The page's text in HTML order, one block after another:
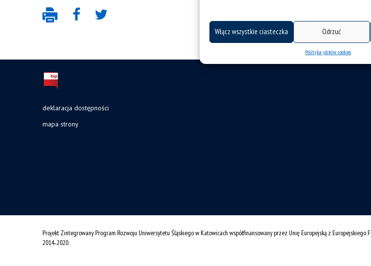
Włącz wszystkie ciasteczka Odrzuć
Polityka plików cookies
deklaracja dostępności
mapa strony
Projekt Zintegrowany Program Rozwoju Uniwersytetu Śląskiego w Katowicach współfinansowany przez Unię Europejską z
2014˗2020.